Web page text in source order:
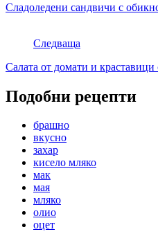
Сладоледени сандвичи с
Следваща
Салата от домати и краставици
Подобни рецепти
брашно
вкусно
захар
кисело мляко
мак
мая
мляко
олио
оцет